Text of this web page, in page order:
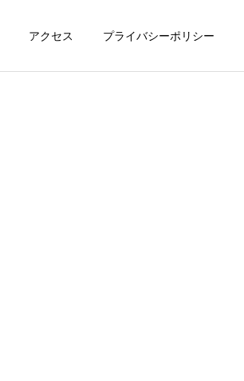
アクセス プライバシーポリシー